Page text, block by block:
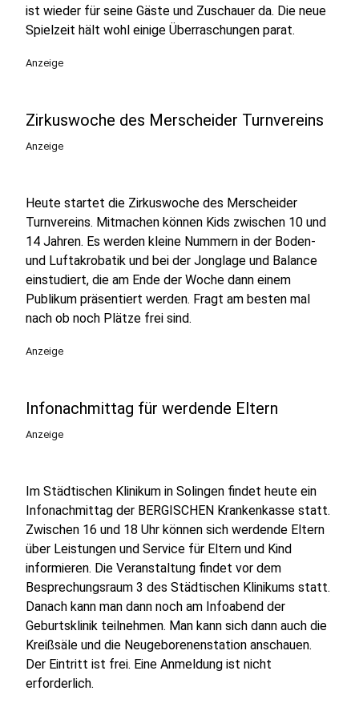
ist wieder für seine Gäste und Zuschauer da. Die neue
Spielzeit hält wohl einige Überraschungen parat.
Anzeige
Zirkuswoche des Merscheider Turnvereins
Anzeige
Heute startet die Zirkuswoche des Merscheider
Turnvereins. Mitmachen können Kids zwischen 10 und
14 Jahren. Es werden kleine Nummern in der Boden-
und Luftakrobatik und bei der Jonglage und Balance
einstudiert, die am Ende der Woche dann einem
Publikum präsentiert werden. Fragt am besten mal
nach ob noch Plätze frei sind.
Anzeige
Infonachmittag für werdende Eltern
Anzeige
Im Städtischen Klinikum in Solingen findet heute ein
Infonachmittag der BERGISCHEN Krankenkasse statt.
Zwischen 16 und 18 Uhr können sich werdende Eltern
über Leistungen und Service für Eltern und Kind
informieren. Die Veranstaltung findet vor dem
Besprechungsraum 3 des Städtischen Klinikums statt.
Danach kann man dann noch am Infoabend der
Geburtsklinik teilnehmen. Man kann sich dann auch die
Kreißsäle und die Neugeborenenstation anschauen.
Der Eintritt ist frei. Eine Anmeldung ist nicht
erforderlich.